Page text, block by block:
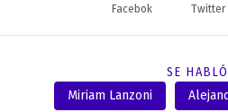
Facebok Twitter
SE
Miriam Lanzoni